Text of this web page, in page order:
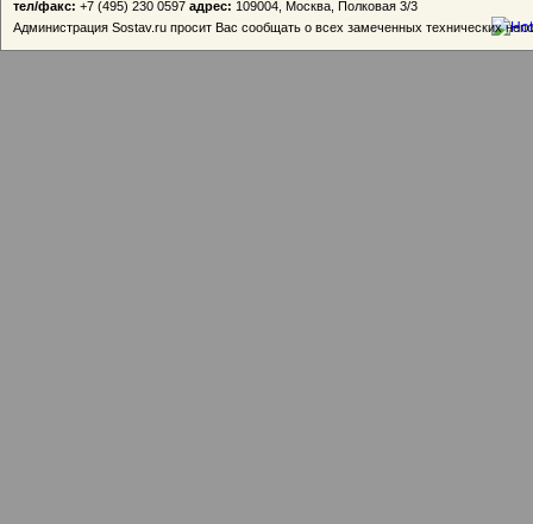
тел/факс: +7 (495) 230 0597 адрес: 109004, Москва, Полковая 3/3
Администрация Sostav.ru просит Вас сообщать о всех замеченных технических